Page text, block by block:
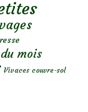
mois
Vivaces couvre-sol